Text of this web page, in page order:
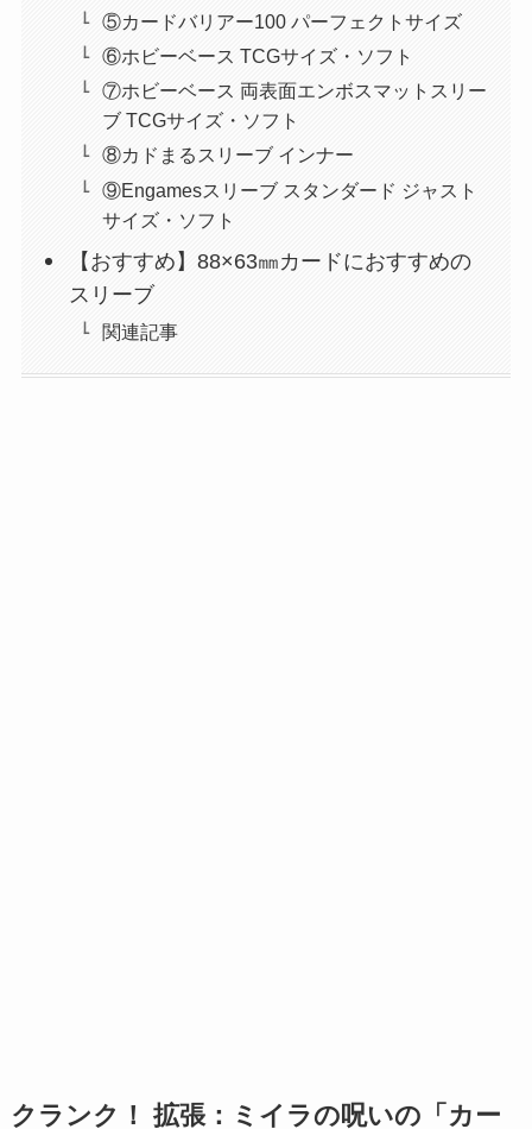
⑤カードバリアー100 パーフェクトサイズ
⑥ホビーベース TCGサイズ・ソフト
⑦ホビーベース 両表面エンボスマットスリー
ブ TCGサイズ・ソフト
⑧カドまるスリーブ インナー
⑨Engamesスリーブ スタンダード ジャスト
サイズ・ソフト
【おすすめ】88×63㎜カードにおすすめの
スリーブ
関連記事
クランク！ 拡張：ミイラの呪いの「カー